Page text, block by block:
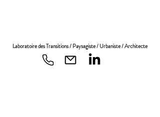
Laboratoire des Transitions / Paysagiste / Urbaniste / Architecte